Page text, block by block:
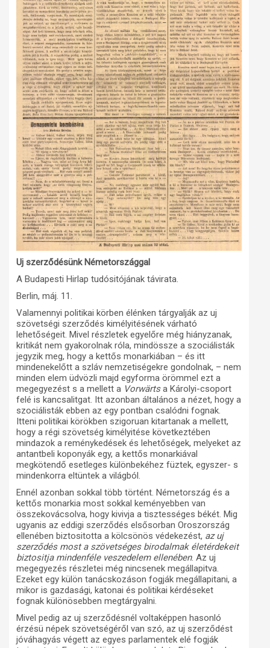
Uj szerződésünk Németországgal
A Budapesti Hirlap tudósitójának távirata.
Berlin, máj. 11.
Valamennyi politikai körben élénken tárgyalják az uj
szövetségi szerződés kimélyitésének várható
lehetőségeit. Mivel részletek egyelőre még hiányzanak,
kritikát nem gyakorolnak róla, mindössze a szociálisták
jegyzik meg, hogy a kettős monarkiában – és itt
mindenekelőtt a szláv nemzetiségekre gondolnak, – nem
minden elem üdvözli majd egyforma örömmel ezt a
megegyezést s a mellett a Vorwärtsa Károlyi-csoport
felé is kancsalitgat. Itt azonban általános a nézet, hogy a
szociálisták ebben az egy pontban csalódni fognak.
Itteni politikai körökben szigoruan kitartanak a mellett,
hogy a régi szövetség kimélyitése következtében
mindazok a reménykedések és lehetőségek, melyeket az
antantbeli koponyák egy, a kettős monarkiával
megkötendő esetleges különbekéhez füztek, egyszer- s
mindenkorra eltüntek a világból.
Ennél azonban sokkal több történt. Németország és a
kettős monarkia most sokkal keményebben van
összekovácsolva, hogy kivivja a tisztességes békét. Mig
ugyanis az eddigi szerződés elsősorban Oroszország
ellenében biztositotta a kölcsönös védekezést, az uj
szerződés most a szövetséges birodalmak életérdekeit
biztositja mindenféle veszedelem ellenében. Az uj
megegyezés részletei még nincsenek megállapitva.
Ezeket egy külön tanácskozáson fogják megállapitani, a
mikor is gazdasági, katonai és politikai kérdéseket
fognak különösebben megtárgyalni.
Mivel pedig az uj szerződésnél voltaképpen hasonló
érzésü népek szövetségéről van szó, az uj szerződést
jóváhagyás végett az egyes parlamentek elé fogják